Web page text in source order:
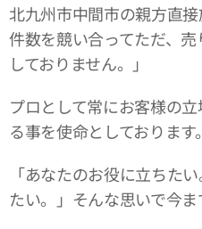
北九州市中間市の親方直
件数を競い合ってただ、
しておりません。」
プロとして常にお客様の
る事を使命としております。
「あなたのお役に立ちた
たい。」そんな思いで今ま